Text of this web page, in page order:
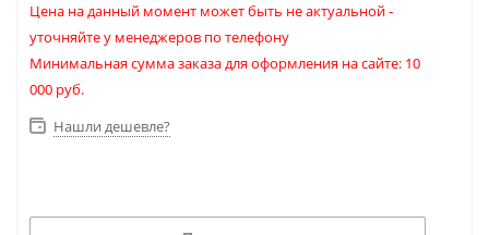
Цена на данный момент может быть не актуальной -
уточняйте у менеджеров по телефону
Минимальная сумма заказа для оформления на сайте: 10
000 руб.
Нашли дешевле?